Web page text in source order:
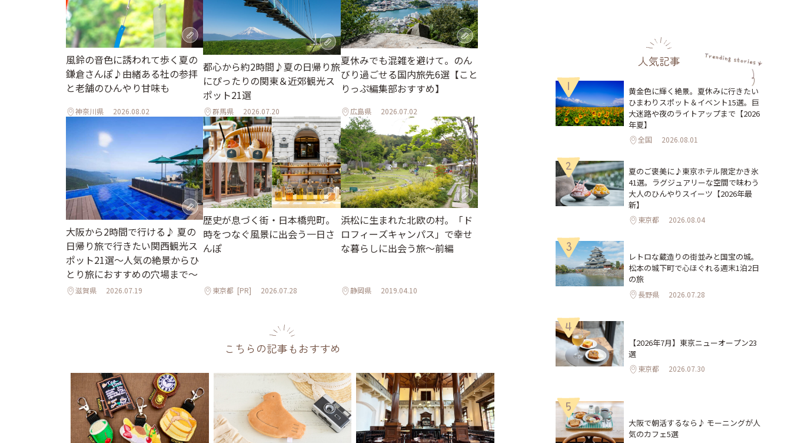
風鈴の音色に誘われて歩く夏の
鎌倉さんぽ♪由緒ある社の参拝
と老舗のひんやり甘味も
神奈川県 2026.08.02
都心から約2時間♪夏の日帰り旅
にぴったりの関東＆近郊観光ス
ポット21選
群馬県 2026.07.20
夏休みでも混雑を避けて。のん
びり過ごせる国内旅先6選【こと
りっぷ編集部おすすめ】
広島県 2026.07.02
大阪から2時間で行ける♪ 夏の
日帰り旅で行きたい関西観光ス
ポット21選～人気の絶景からひ
とり旅におすすめの穴場まで～
滋賀県 2026.07.19
歴史が息づく街・日本橋兜町。
時をつなぐ風景に出会う一日さ
んぽ
東京都 [PR] 2026.07.28
浜松に生まれた北欧の村。「ド
ロフィーズキャンパス」で幸せ
な暮らしに出会う旅～前編
静岡県 2019.04.10
こちらの記事もおすすめ
人気記事
1
黄金色に輝く絶景。夏休みに行きたい
ひまわりスポット＆イベント15選。巨
大迷路や夜のライトアップまで【2026
年夏】
全国 2026.08.01
2
夏のご褒美に♪東京ホテル限定かき氷
41選。ラグジュアリーな空間で味わう
大人のひんやりスイーツ【2026年最
新】
東京都 2026.08.04
3
レトロな蔵造りの街並みと国宝の城。
松本の城下町で心ほぐれる週末1泊2日
の旅
長野県 2026.07.28
4
【2026年7月】東京ニューオープン23
選
東京都 2026.07.30
5
大阪で朝活するなら♪ モーニングが人
気のカフェ5選